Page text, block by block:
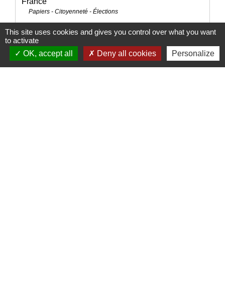
Papiers - Citoyenneté - Élections
établis hors de France
Étranger - Europe
Vote d'un Français installé à l'étranger
This site uses cookies and gives you control over what you want
to activate
OK, accept all
Deny all cookies Personalize